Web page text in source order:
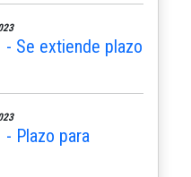
- Se extiende plazo
- Plazo para